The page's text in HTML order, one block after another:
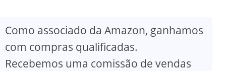
Como associado da Amazon, ganhamos
com compras qualificadas.
Recebemos uma comissão de vendas